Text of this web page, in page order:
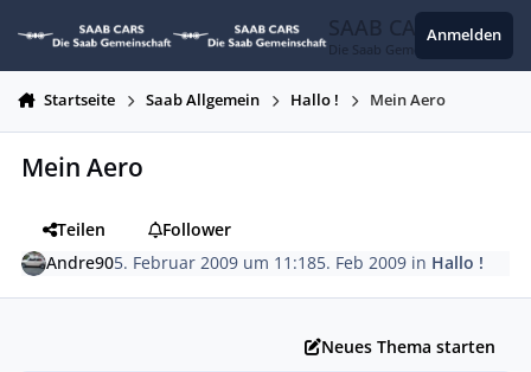
SAAB CARS
Die Saab Gemeinschaft
Anmelden
Startseite Saab Allgemein Hallo ! Mein Aero
Mein Aero
Teilen
Follower
Andre905. Februar 2009 um 11:185. Feb 2009 in Hallo !
Neues Thema starten